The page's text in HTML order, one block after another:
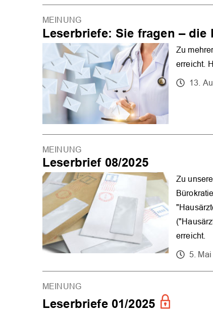
MEINUNG
Leserbriefe: Sie fragen –
Zu
erreicht.
13.
MEINUNG
Leserbrief 08/2025
Zu
erreicht.
5.
MEINUNG
Leserbriefe 01/2025